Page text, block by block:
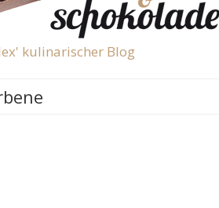
kulinarischer Blog